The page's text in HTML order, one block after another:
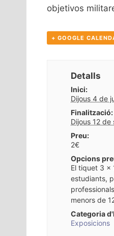
objetivos
+ GOOGLE
Detalls
Inici:
Dijous 4 de
Finalització:
Dijous 12
Preu:
2€
Opcions
El tiquet 3 x
estudiants,
menors de
Categoria
Exposicions